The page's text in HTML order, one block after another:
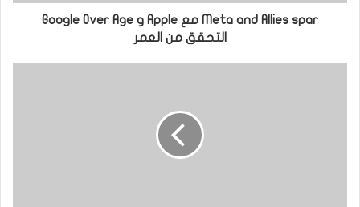
Meta and Allies spar مع Apple و Google Over Age
التحقق من العمر